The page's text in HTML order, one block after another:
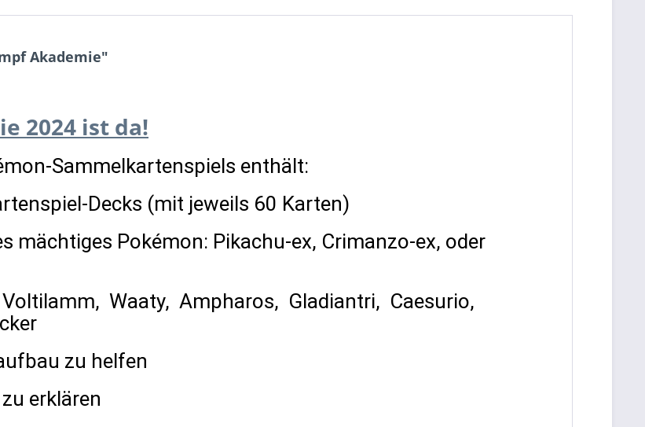
Akademie"
2024 ist da!
Sammelkartenspiels enthält:
Decks (mit jeweils 60 Karten)
mächtiges Pokémon: Pikachu-ex, Crimanzo-ex, oder
Waaty, Ampharos, Gladiantri, Caesurio,
zu helfen
erklären